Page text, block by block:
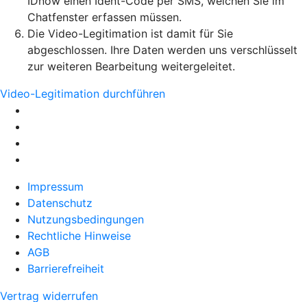
Chatfenster erfassen müssen.
Die Video-Legitimation ist damit für Sie
abgeschlossen. Ihre Daten werden uns verschlüsselt
zur weiteren Bearbeitung weitergeleitet.
Video-Legitimation durchführen
Impressum
Datenschutz
Nutzungsbedingungen
Rechtliche Hinweise
AGB
Barrierefreiheit
Vertrag widerrufen